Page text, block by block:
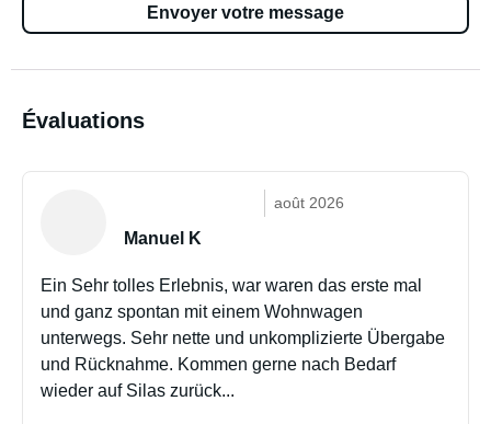
Envoyer votre message
Évaluations
août 2026
Manuel K
Ein Sehr tolles Erlebnis, war waren das erste mal
und ganz spontan mit einem Wohnwagen
unterwegs. Sehr nette und unkomplizierte Übergabe
und Rücknahme. Kommen gerne nach Bedarf
wieder auf Silas zurück...